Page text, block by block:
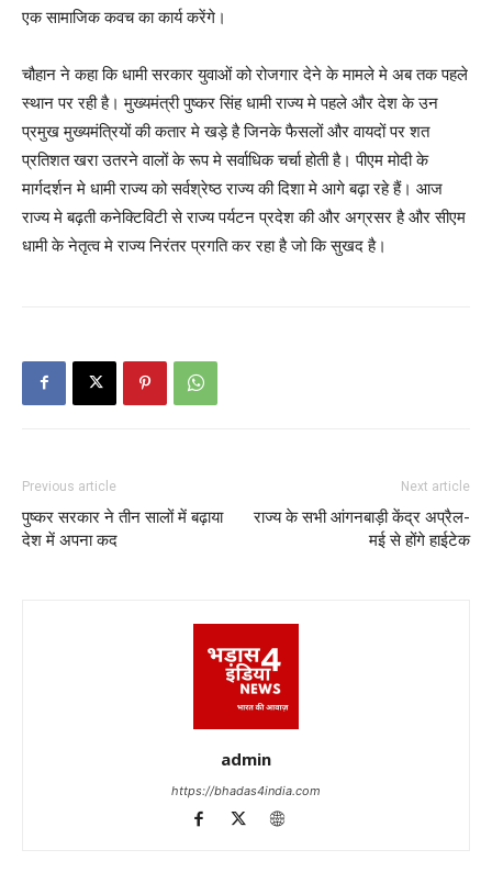
एक सामाजिक कवच का कार्य करेंगे।
चौहान ने कहा कि धामी सरकार युवाओं को रोजगार देने के मामले मे अब तक पहले
स्थान पर रही है। मुख्यमंत्री पुष्कर सिंह धामी राज्य मे पहले और देश के उन
प्रमुख मुख्यमंत्रियों की कतार मे खड़े है जिनके फैसलों और वायदों पर शत
प्रतिशत खरा उतरने वालों के रूप मे सर्वाधिक चर्चा होती है। पीएम मोदी के
मार्गदर्शन मे धामी राज्य को सर्वश्रेष्ठ राज्य की दिशा मे आगे बढ़ा रहे हैं। आज
राज्य मे बढ़ती कनेक्टिविटी से राज्य पर्यटन प्रदेश की और अग्रसर है और सीएम
धामी के नेतृत्व मे राज्य निरंतर प्रगति कर रहा है जो कि सुखद है।
Previous article
पुष्कर सरकार ने तीन सालों में बढ़ाया
देश में अपना कद
Next article
राज्य के सभी आंगनबाड़ी केंद्र अप्रैल-
मई से होंगे हाईटेक
admin
https://bhadas4india.com